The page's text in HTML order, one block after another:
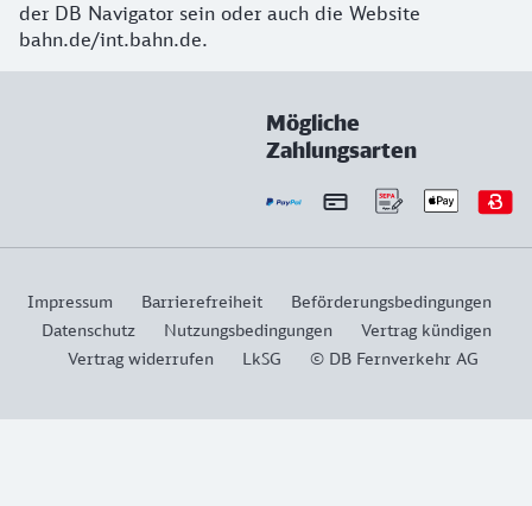
der DB Navigator sein oder auch die Website
bahn.de/int.bahn.de.
Mögliche
Zahlungsarten
Impressum Barrierefreiheit
Beförderungsbedingungen
Datenschutz
Nutzungsbedingungen
Vertrag kündigen
Vertrag widerrufen
LkSG © DB Fernverkehr AG